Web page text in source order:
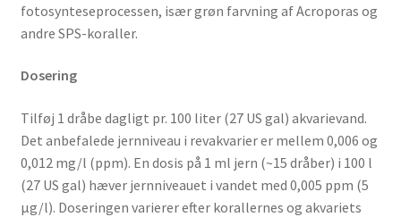
fotosynteseprocessen, især grøn farvning af Acroporas og
andre SPS-koraller.
Dosering
Tilføj 1 dråbe dagligt pr. 100 liter (27 US gal) akvarievand.
Det anbefalede jernniveau i revakvarier er mellem 0,006 og
0,012 mg/l (ppm). En dosis på 1 ml jern (~15 dråber) i 100 l
(27 US gal) hæver jernniveauet i vandet med 0,005 ppm (5
μg/l). Doseringen varierer efter korallernes og akvariets